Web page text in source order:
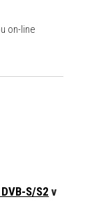
on-line
S/S2 v